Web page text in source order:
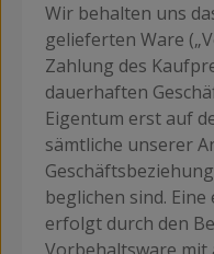
Wir behalten uns
gelieferten Ware
Zahlung des
dauerhaften
Eigentum erst auf
sämtliche unserer
beglichen sind.
erfolgt durch den